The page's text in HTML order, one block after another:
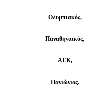
Ολυμπιακός,
Παναθηναϊκός,
ΑΕΚ,
Πανιώνιος.